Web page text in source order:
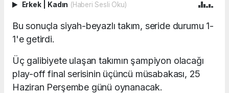
Erkek Kadın (Haberi Sesli Oku)
Bu sonuçla siyah-beyazlı takım, seride durumu 1-
1'e getirdi.
Üç galibiyete ulaşan takımın şampiyon olacağı
play-off final serisinin üçüncü müsabakası, 25
Haziran Perşembe günü oynanacak.